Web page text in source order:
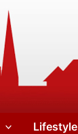
Lifestyle